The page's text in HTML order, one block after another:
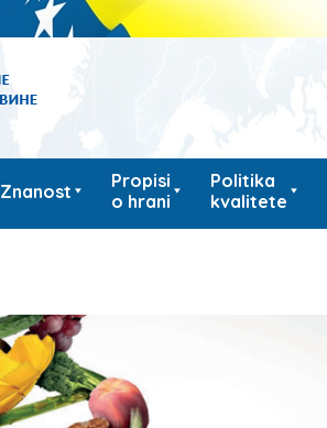
Znanost
Propisi
o hrani
Politika
kvalitete